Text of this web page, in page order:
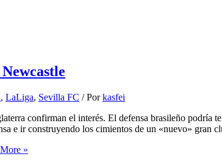
, LaLiga, Sevilla FC / Porkasfei
confirman el interés. El defensa brasileño
e ir construyendo los cimientos de un «nuevo» gran
»